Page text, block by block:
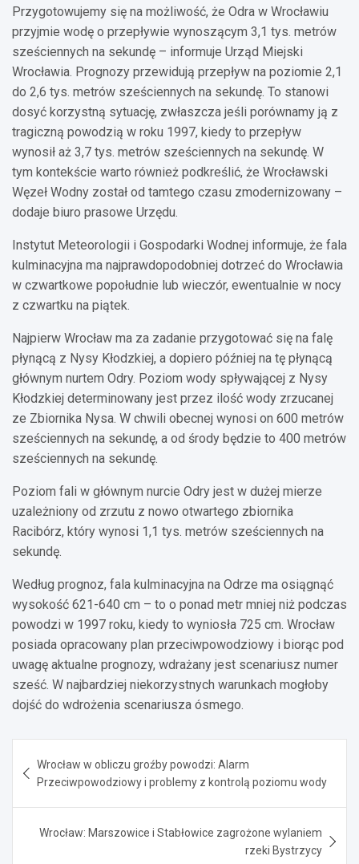
Przygotowujemy się na możliwość, że Odra w Wrocławiu
przyjmie wodę o przepływie wynoszącym 3,1 tys. metrów
sześciennych na sekundę – informuje Urząd Miejski
Wrocławia. Prognozy przewidują przepływ na poziomie 2,1
do 2,6 tys. metrów sześciennych na sekundę. To stanowi
dosyć korzystną sytuację, zwłaszcza jeśli porównamy ją z
tragiczną powodzią w roku 1997, kiedy to przepływ
wynosił aż 3,7 tys. metrów sześciennych na sekundę. W
tym kontekście warto również podkreślić, że Wrocławski
Węzeł Wodny został od tamtego czasu zmodernizowany –
dodaje biuro prasowe Urzędu.
Instytut Meteorologii i Gospodarki Wodnej informuje, że fala
kulminacyjna ma najprawdopodobniej dotrzeć do Wrocławia
w czwartkowe popołudnie lub wieczór, ewentualnie w nocy
z czwartku na piątek.
Najpierw Wrocław ma za zadanie przygotować się na falę
płynącą z Nysy Kłodzkiej, a dopiero później na tę płynącą
głównym nurtem Odry. Poziom wody spływającej z Nysy
Kłodzkiej determinowany jest przez ilość wody zrzucanej
ze Zbiornika Nysa. W chwili obecnej wynosi on 600 metrów
sześciennych na sekundę, a od środy będzie to 400 metrów
sześciennych na sekundę.
Poziom fali w głównym nurcie Odry jest w dużej mierze
uzależniony od zrzutu z nowo otwartego zbiornika
Racibórz, który wynosi 1,1 tys. metrów sześciennych na
sekundę.
Według prognoz, fala kulminacyjna na Odrze ma osiągnąć
wysokość 621-640 cm – to o ponad metr mniej niż podczas
powodzi w 1997 roku, kiedy to wyniosła 725 cm. Wrocław
posiada opracowany plan przeciwpowodziowy i biorąc pod
uwagę aktualne prognozy, wdrażany jest scenariusz numer
sześć. W najbardziej niekorzystnych warunkach mogłoby
dojść do wdrożenia scenariusza ósmego.
wpisu
Wrocław w obliczu groźby powodzi: Alarm
Przeciwpowodziowy i problemy z kontrolą poziomu wody
Wrocław: Marszowice i Stabłowice zagrożone wylaniem
rzeki Bystrzycy